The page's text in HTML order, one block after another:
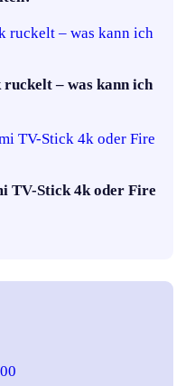
– was kann ich
TV-Stick 4k oder Fire